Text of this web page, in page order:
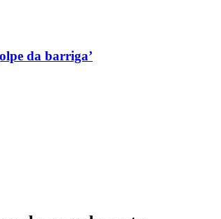
da barriga’